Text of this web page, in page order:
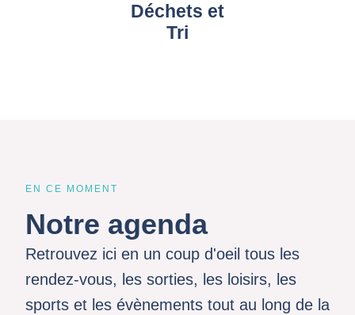
Déchets et
Tri
EN CE MOMENT
Notre agenda
Retrouvez ici en un coup d'oeil tous les
rendez-vous, les sorties, les loisirs, les
sports et les évènements tout au long de la